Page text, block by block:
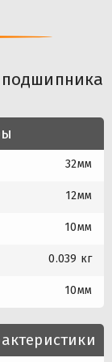
подшипника
32мм
12мм
10мм
0.039 кг
10мм